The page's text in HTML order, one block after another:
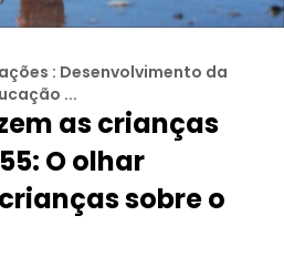
: Desenvolvimento da
...
as crianças
O olhar
sobre o